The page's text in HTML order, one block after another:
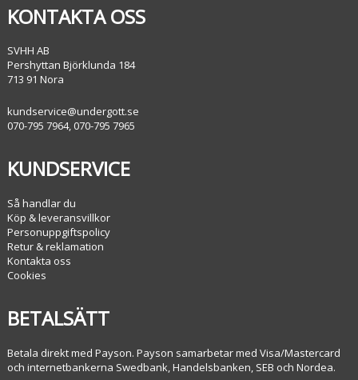
KONTAKTA OSS
SVHH AB
Pershyttan Björklunda 184
713 91 Nora
kundservice@undergott.se
070-795 7964, 070-795 7965
KUNDSERVICE
Så handlar du
Köp & leveransvillkor
Personuppgiftspolicy
Retur & reklamation
Kontakta oss
Cookies
BETALSÄTT
Betala direkt med Payson. Payson samarbetar med Visa/Mastercard
och internetbankerna Swedbank, Handelsbanken, SEB och Nordea.